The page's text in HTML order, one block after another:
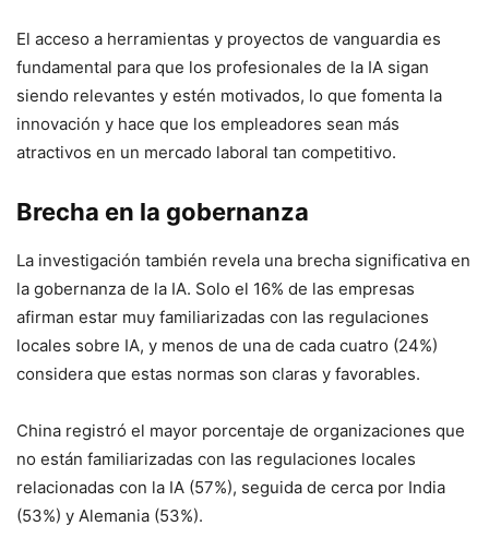
El acceso a herramientas y proyectos de vanguardia es
fundamental para que los profesionales de la IA sigan
siendo relevantes y estén motivados, lo que fomenta la
innovación y hace que los empleadores sean más
atractivos en un mercado laboral tan competitivo.
Brecha en la gobernanza
La investigación también revela una brecha significativa en
la gobernanza de la IA. Solo el 16% de las empresas
afirman estar muy familiarizadas con las regulaciones
locales sobre IA, y menos de una de cada cuatro (24%)
considera que estas normas son claras y favorables.
China registró el mayor porcentaje de organizaciones que
no están familiarizadas con las regulaciones locales
relacionadas con la IA (57%), seguida de cerca por India
(53%) y Alemania (53%).